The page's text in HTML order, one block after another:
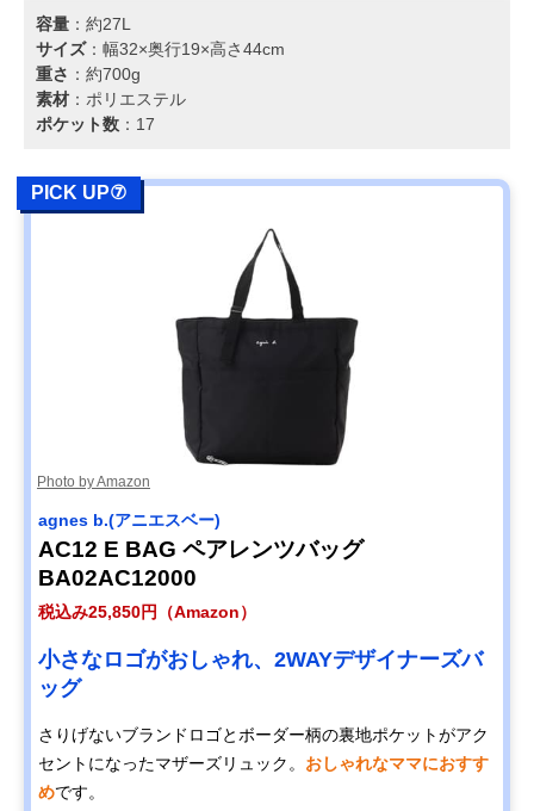
容量 ：約27L
サイズ：幅32×奥行19×高さ44cm
重さ ：約700g
素材 ：ポリエステル
ポケット数 ：17
PICK UP⑦
Photo by Amazon
agnes b.(アニエスベー)
AC12 E BAG ペアレンツバッグ
BA02AC12000
税込み25,850円（Amazon）
小さなロゴがおしゃれ、2WAYデザイナーズバ
ッグ
さりげないブランドロゴとボーダー柄の裏地ポケットがアク
セントになったマザーズリュック。 おしゃれなママにおすす
めです。